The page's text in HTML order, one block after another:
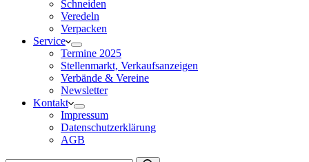
Schneiden
Veredeln
Verpacken
Service
Termine 2025
Stellenmarkt, Verkaufsanzeigen
Verbände & Vereine
Newsletter
Kontakt
Impressum
Datenschutzerklärung
AGB